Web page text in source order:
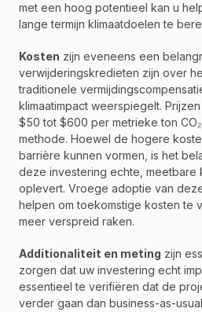
met een hoog potentieel kan u
lange termijn klimaatdoelen te
Kosten zijn eveneens een
verwijderingskredieten zijn over
traditionele
klimaatimpact weerspiegelt.
$50 tot $600 per metrieke ton
methode. Hoewel de hogere
barrière kunnen vormen, is het
deze investering echte, meetbare
oplevert. Vroege adoptie van
helpen om toekomstige kosten te
meer verspreid raken.
Additionaliteit en meting zijn
zorgen dat uw investering echt
essentieel te verifiëren dat de
verder gaan dan business-as-